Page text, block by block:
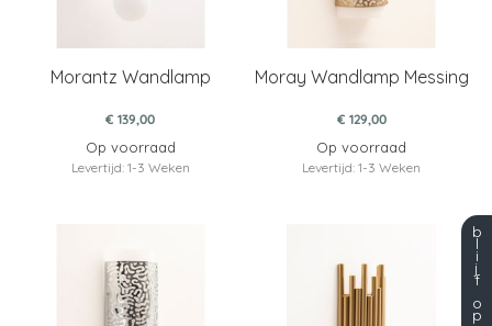
Morantz Wandlamp
€ 139,00
Op voorraad
Levertijd: 1-3 Weken
Moray Wandlamp Messing
€ 129,00
Op voorraad
Levertijd: 1-3 Weken
b
l
i
j
f
o
p